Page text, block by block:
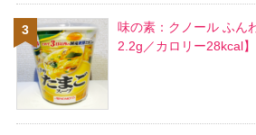
味の素：クノール ふん
2.2g／カロリー28kcal】